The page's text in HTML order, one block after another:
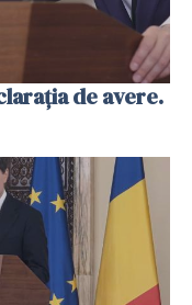
de avere.